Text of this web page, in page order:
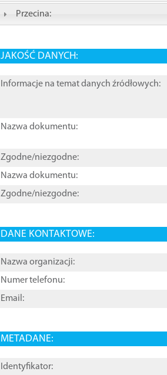
Przecina:
JAKOŚĆ DANYCH:
Informacje na temat danych źródłowych:
Nazwa dokumentu:
Zgodne/niezgodne:
Nazwa dokumentu:
Zgodne/niezgodne:
DANE KONTAKTOWE:
Nazwa organizacji:
Numer telefonu:
Email:
METADANE:
Identyfikator: